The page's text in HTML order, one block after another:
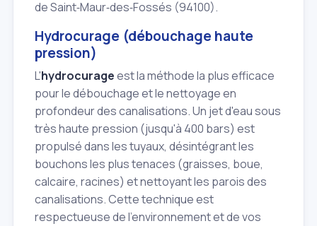
de Saint‑Maur‑des‑Fossés (94100).
Hydrocurage (débouchage haute
pression)
L'hydrocurageest la méthode la plus efficace
pour le débouchage et le nettoyage en
profondeur des canalisations. Un jet d'eau sous
très haute pression (jusqu'à 400 bars) est
propulsé dans les tuyaux, désintégrant les
bouchons les plus tenaces (graisses, boue,
calcaire, racines) et nettoyant les parois des
canalisations. Cette technique est
respectueuse de l'environnement et de vos